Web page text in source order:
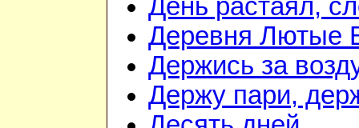
День растаял,
Деревня Лютые
Держись за
Держу пари,